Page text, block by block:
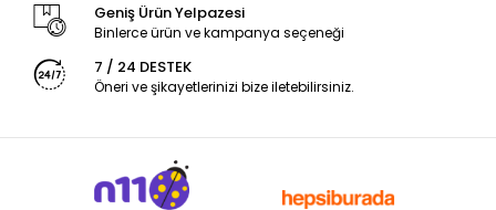
Geniş Ürün Yelpazesi
Binlerce ürün ve kampanya seçeneği
7 / 24 DESTEK
Öneri ve şikayetlerinizi bize iletebilirsiniz.